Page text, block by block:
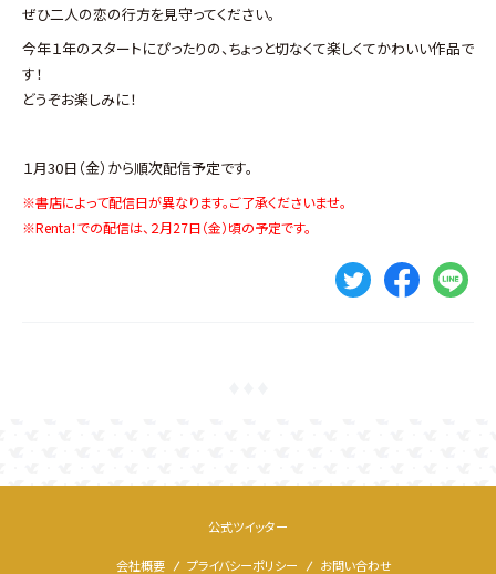
ぜひ二人の恋の行方を見守ってください。
今年１年のスタートにぴったりの、ちょっと切なくて楽しくてかわいい作品で
す！
どうぞお楽しみに！
１月30日（金）から順次配信予定です。
※書店によって配信日が異なります。ご了承くださいませ。
※Renta！での配信は、２月27日（金）頃の予定です。
公式ツイッター
会社概要 プライバシーポリシー お問い合わせ